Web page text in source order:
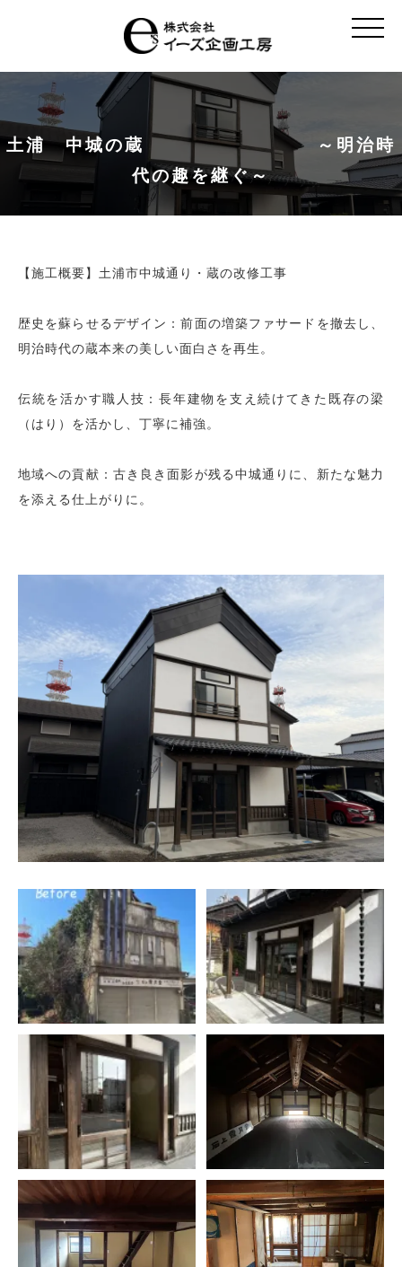
t
o
v
i
g
a
t
o
土浦 中城の蔵 ～明治時
代の趣を継ぐ～
【施工概要】土浦市中城通り・蔵の改修工事
歴史を蘇らせるデザイン：前面の増築ファサードを撤去し、
明治時代の蔵本来の美しい面白さを再生。
伝統を活かす職人技：長年建物を支え続けてきた既存の梁
（はり）を活かし、丁寧に補強。
地域への貢献：古き良き面影が残る中城通りに、新たな魅力
を添える仕上がりに。